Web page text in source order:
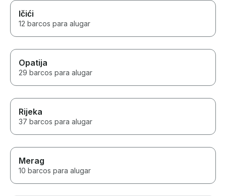
Ičići
12 barcos para alugar
Opatija
29 barcos para alugar
Rijeka
37 barcos para alugar
Merag
10 barcos para alugar